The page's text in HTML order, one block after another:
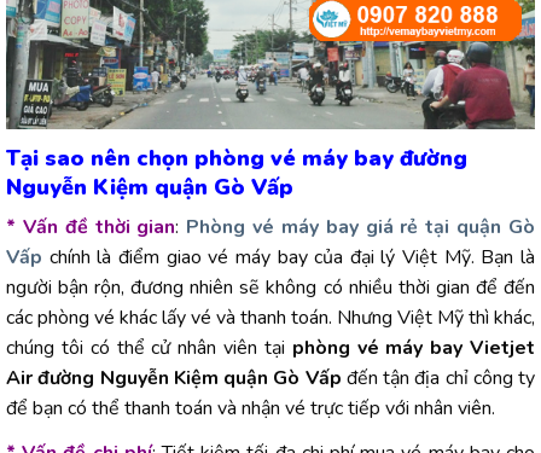
Tại sao nên chọn phòng vé máy bay đường
Nguyễn Kiệm quận Gò Vấp
* Vấn đề thời gian: Phòng vé máy bay giá rẻ tại quận Gò
Vấp chính là điểm giao vé máy bay của đại lý Việt Mỹ. Bạn là
người bận rộn, đương nhiên sẽ không có nhiều thời gian để đến
các phòng vé khác lấy vé và thanh toán. Nhưng Việt Mỹ thì khác,
chúng tôi có thể cử nhân viên tại phòng vé máy bay Vietjet
Air đường Nguyễn Kiệm quận Gò Vấp đến tận địa chỉ công ty
để bạn có thể thanh toán và nhận vé trực tiếp với nhân viên.